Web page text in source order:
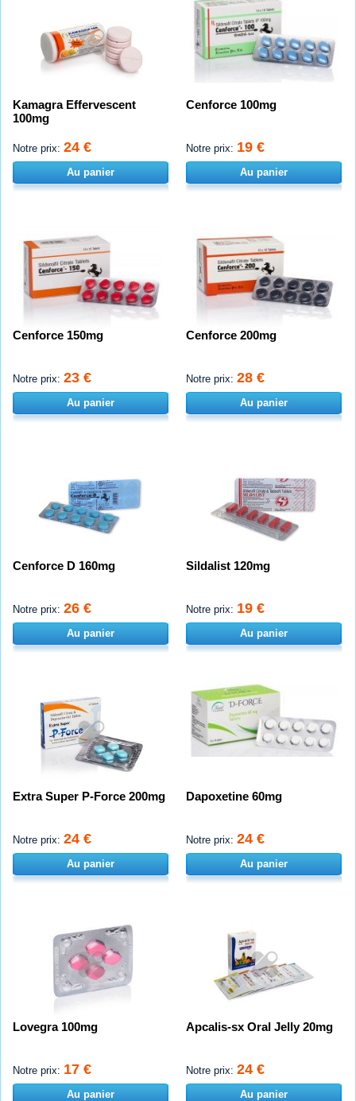
Kamagra Effervescent
100mg
Notre prix: 24 €
Au panier
Cenforce 100mg
Notre prix: 19 €
Au panier
Cenforce 150mg
Notre prix: 23 €
Au panier
Cenforce 200mg
Notre prix: 28 €
Au panier
Cenforce D 160mg
Notre prix: 26 €
Au panier
Sildalist 120mg
Notre prix: 19 €
Au panier
Extra Super P-Force 200mg
Notre prix: 24 €
Au panier
Dapoxetine 60mg
Notre prix: 24 €
Au panier
Lovegra 100mg
Notre prix: 17 €
Au panier
Apcalis-sx Oral Jelly 20mg
Notre prix: 24 €
Au panier